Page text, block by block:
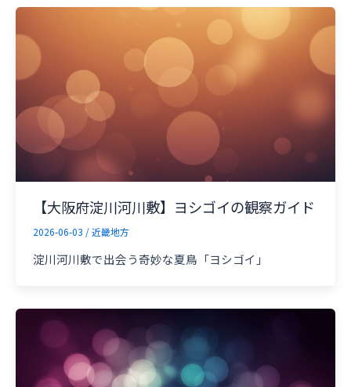
【大阪府淀川河川敷】ヨシゴイの観察ガイド
2026-06-03 /近畿地方
淀川河川敷で出会う奇妙な夏鳥「ヨシゴイ」